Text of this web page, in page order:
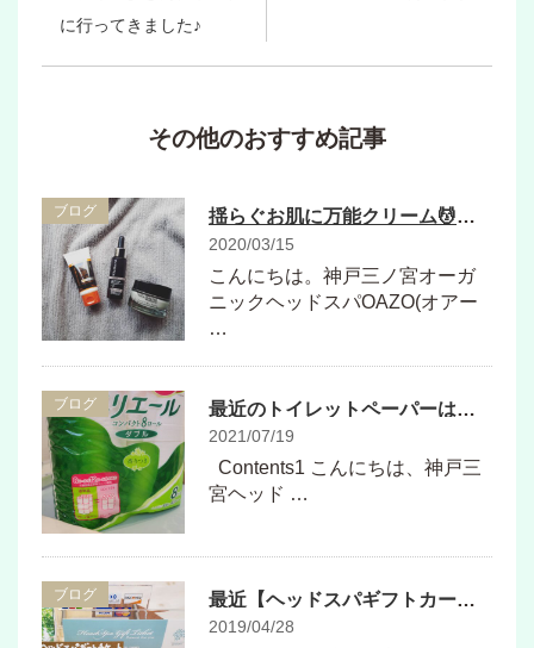
に行ってきました♪
その他のおすすめ記事
ブログ 揺らぐお肌に万能クリーム💆🌹神戸三ノ宮ヘッドスパ専門店
2020/03/15
こんにちは。神戸三ノ宮オーガ
ニックヘッドスパOAZO(オアー
…
ブログ 最近のトイレットペーパーはロールが長いんですね！
2021/07/19
Contents1 こんにちは、神戸三
宮ヘッド …
ブログ 最近【ヘッドスパギフトカード】の需要が高まってます♪
2019/04/28